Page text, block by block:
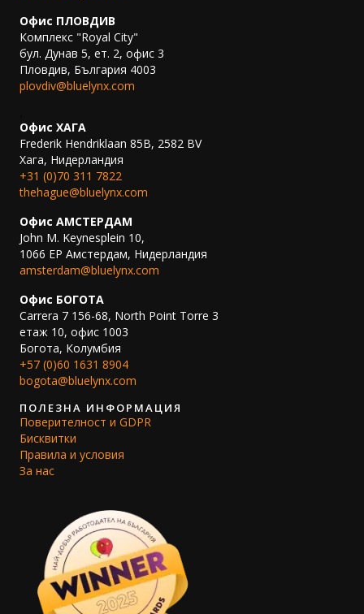
Офис ПЛОВДИВ
Комплекс "Royal City"
бул. Дунав 5, ет. 2, офис 3
Пловдив, България 4003
plovdiv@bluelynx.com
Офис ХАГА
Frederik Hendriklaan 85B, 2582 BV
Хага, Нидерландия
+31 (0)70 311 7822
thehague@bluelynx.com
Офис АМСТЕРДАМ
John M. Keynesplein 10,
1066 EP Амстердам, Нидерландия
amsterdam@bluelynx.com
Офис БОГОТА
Carrera 7 156-68, North Point Torre 3
етаж 10, офис 1003
Богота, Колумбия
+57 (0)60 1631 8904
bogota@bluelynx.com
ПОЛЕЗНА ИНФОРМАЦИЯ
Поверителност и GDPR
Бисквитки
Правила и условия
За нас